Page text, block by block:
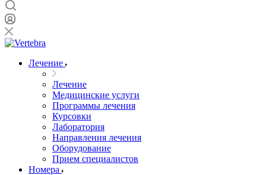
Лечение
Лечение
Медицинские услуги
Программы лечения
Курсовки
Лаборатория
Направления лечения
Оборудование
Прием специалистов
Номера